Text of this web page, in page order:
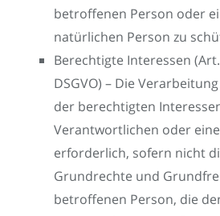
betroffenen Person oder
natürlichen Person zu
Berechtigte Interessen (Art.
DSGVO) – Die
der berechtigten
Verantwortlichen oder
erforderlich, sofern nicht
Grundrechte und
betroffenen Person, die